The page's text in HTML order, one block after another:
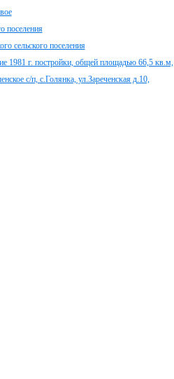
поселения
сельского поселения
1981 г. постройки, общей площадью 66,5 кв.м,
с/п, с.Голянка, ул.Зареченская д.10,